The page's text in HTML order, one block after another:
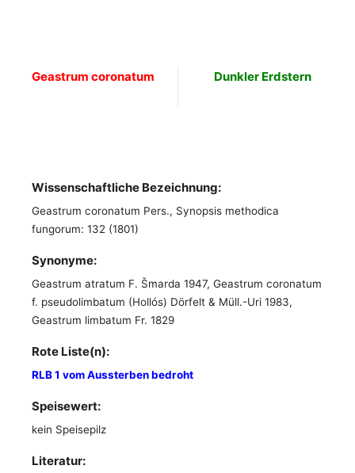
Geastrum coronatum Dunkler Erdstern
Wissenschaftliche Bezeichnung:
Geastrum coronatum Pers., Synopsis methodica
fungorum: 132 (1801)
Synonyme:
Geastrum atratum F. Šmarda 1947, Geastrum coronatum
f. pseudolimbatum (Hollós) Dörfelt & Müll.-Uri 1983,
Geastrum limbatum Fr. 1829
Rote Liste(n):
RLB 1 vom Aussterben bedroht
Speisewert:
kein Speisepilz
Literatur: